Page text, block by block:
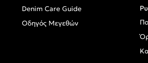
Denim Care Guide
Οδηγός Μεγεθών